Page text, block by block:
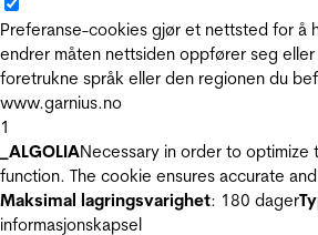
Preferanse-cookies gjør et nettsted for å
endrer måten nettsiden oppfører seg
foretrukne språk eller den regionen du
www.garnius.no
1
_ALGOLIANecessary in order to
function. The cookie ensures accurate
Maksimal lagringsvarighet: 180 dager
informasjonskapsel